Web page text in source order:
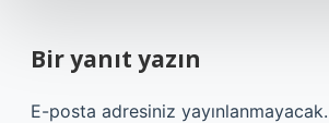
Bir yanıt yazın
E-posta adresiniz yayınlanmayacak.